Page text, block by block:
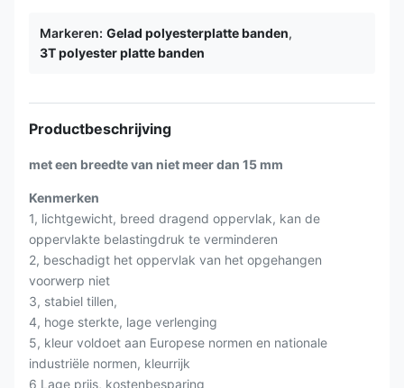
Markeren: Gelad polyesterplatte banden,
3T polyester platte banden
Productbeschrijving
met een breedte van niet meer dan 15 mm
Kenmerken
1, lichtgewicht, breed dragend oppervlak, kan de
oppervlakte belastingdruk te verminderen
2, beschadigt het oppervlak van het opgehangen
voorwerp niet
3, stabiel tillen,
4, hoge sterkte, lage verlenging
5, kleur voldoet aan Europese normen en nationale
industriële normen, kleurrijk
6 Lage prijs, kostenbesparing